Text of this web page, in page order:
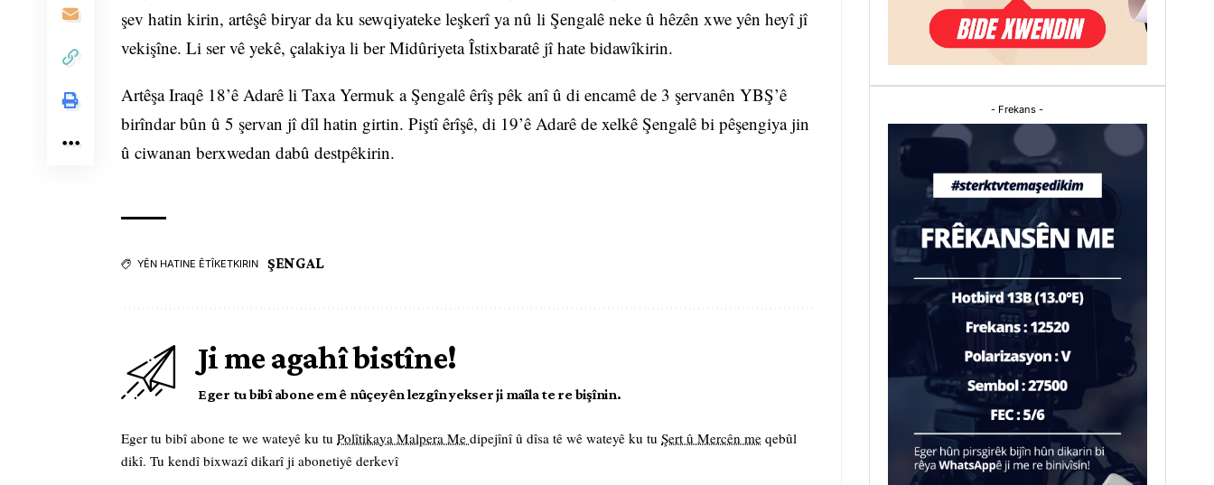
şev hatin kirin, artêşê biryar da ku sewqiyateke leşkerî ya nû li Şengalê neke û hêzên xwe yên heyî jî
vekişîne. Li ser vê yekê, çalakiya li ber Midûriyeta Îstixbaratê jî hate bidawîkirin.
Artêşa Iraqê 18’ê Adarê li Taxa Yermuk a Şengalê êrîş pêk anî û di encamê de 3 şervanên YBŞ’ê
birîndar bûn û 5 şervan jî dîl hatin girtin. Piştî êrîşê, di 19’ê Adarê de xelkê Şengalê bi pêşengiya jin
û ciwanan berxwedan dabû destpêkirin.
YÊN HATINE ÊTÎKETKIRIN ŞENGAL
Ji me agahî bistîne!
Eger tu bibî abone em ê nûçeyên lezgîn yekser ji maîla te re bişînin.
Eger tu bibî abone te we wateyê ku tu Polîtikaya Malpera Me dipejînî û dîsa tê wê wateyê ku tu Şert û Mercên me qebûl
dikî. Tu kendî bixwazî dikarî ji abonetiyê derkevî
- Frekans -